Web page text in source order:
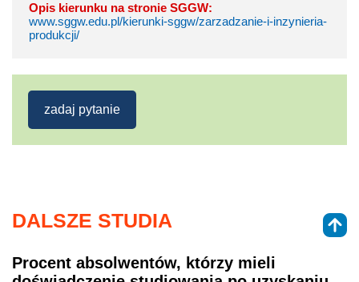
Opis kierunku na stronie SGGW:
www.sggw.edu.pl/kierunki-sggw/zarzadzanie-i-inzynieria-
produkcji/
zadaj pytanie
DALSZE STUDIA
Procent absolwentów, którzy mieli